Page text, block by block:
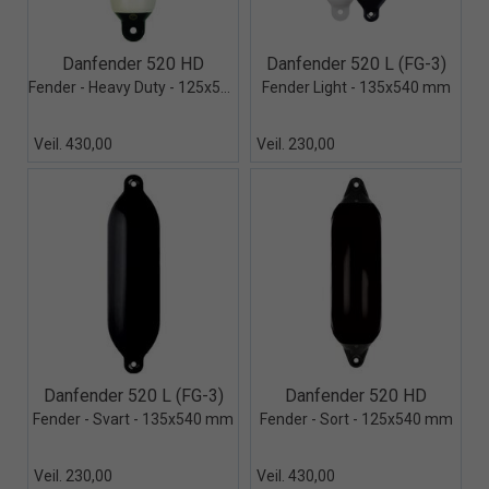
Quick View+
Danfender 520 HD
Veil. 430,00
Quick View+
Danfender 520 L (FG-3)
Fender Light - 135x540 mm
Veil. 230,00
Quick View+
Danfender 520 L (FG-3)
Fender - Svart - 135x540 mm
Veil. 230,00
Quick View+
Danfender 520 HD
Fender - Sort - 125x540 mm
Veil. 430,00